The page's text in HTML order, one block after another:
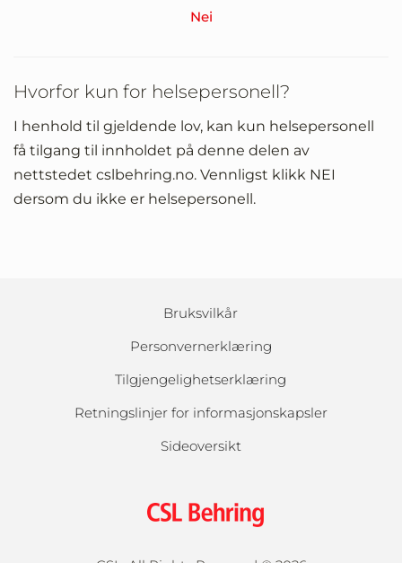
Nei
Hvorfor kun for helsepersonell?
I henhold til gjeldende lov, kan kun helsepersonell
få tilgang til innholdet på denne delen av
nettstedet cslbehring.no. Vennligst klikk NEI
dersom du ikke er helsepersonell.
Bruksvilkår
Personvernerklæring
Tilgjengelighetserklæring
Retningslinjer for informasjonskapsler
Sideoversikt